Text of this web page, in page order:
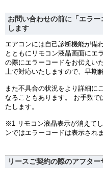
お問い合わせの前に「エラ
します
エアコンには自己診断機能が備
とともにリモコン液晶画面にエ
の際にエラーコードをお伝えい
上で対応いたしますので、早期
また不具合の状況をより詳細に
なることもあります。 お手数
たします。
※1 リモコン液晶表示が消えて
ンではエラーコードは表示されま
リースご契約の際のアフタ